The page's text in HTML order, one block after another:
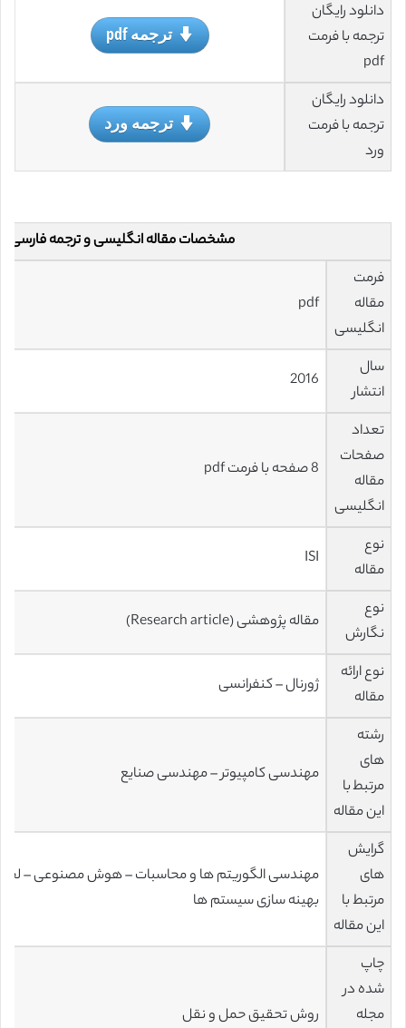
دانلود رایگان
ترجمه با فرمت
pdf
ترجمه pdf
دانلود رایگان
ترجمه با فرمت
ورد
ترجمه ورد
مشخصات مقاله انگلیسی و ترجمه فارسی
فرمت
مقاله
انگلیسی
pdf
سال
انتشار
2016
تعداد
صفحات
مقاله
انگلیسی
8 صفحه با فرمت pdf
نوع
مقاله
ISI
نوع
نگارش
مقاله پژوهشی (Research article)
نوع ارائه
مقاله
ژورنال – کنفرانسی
رشته
های
مرتبط با
این مقاله
مهندسی کامپیوتر – مهندسی صنایع
گرایش
های
مرتبط با
این مقاله
مهندسی الگوریتم ها و محاسبات – هوش مصنوعی –
بهینه سازی سیستم ها
چاپ
شده در
مجله
روش تحقیق حمل و نقل